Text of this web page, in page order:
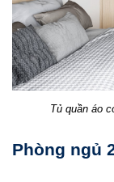
Tủ quần áo
Phòng ngủ